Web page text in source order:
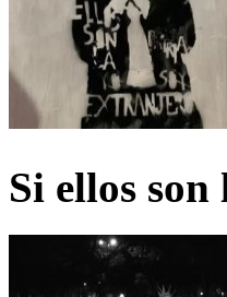
Si ellos